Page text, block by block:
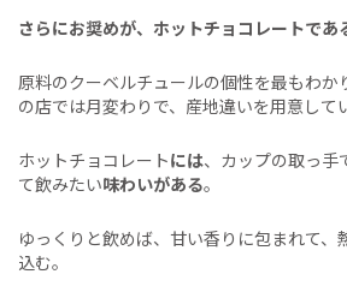
さらにお奨めが、ホットチョコレートであ
原料のクーベルチュールの個性を最もわか
の店では月変わりで、産地違いを用意して
ホットチョコレートには、カップの取っ手
て飲みたい味わいがある。
ゆっくりと飲めば、甘い香りに包まれて、
込む。